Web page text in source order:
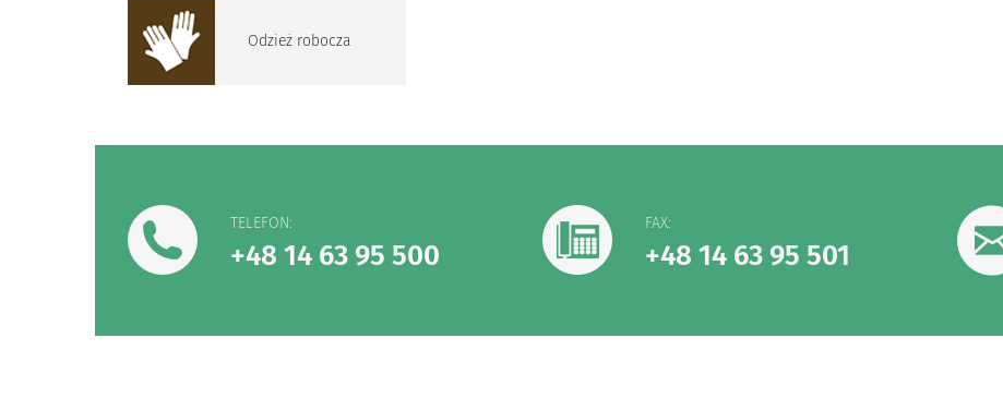
Odzież robocza
TELEFON:
+48 14 63 95 500
FAX:
+48 14 63 95 501